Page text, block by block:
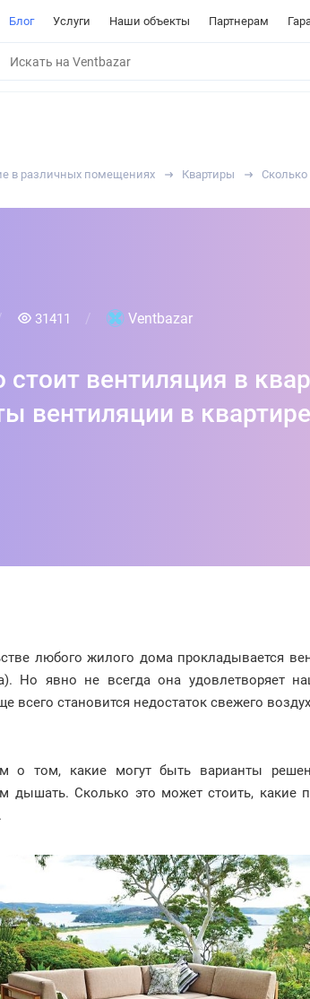
Блог Услуги Наши объекты Партнерам
в различных помещениях Квартиры
31411 Ventbazar
стоит вентиляция в
вентиляции в квартире
любого жилого дома прокладывается
Но явно не всегда она удовлетворяет
всего становится недостаток свежего
о том, какие могут быть варианты
дышать. Сколько это может стоить, какие